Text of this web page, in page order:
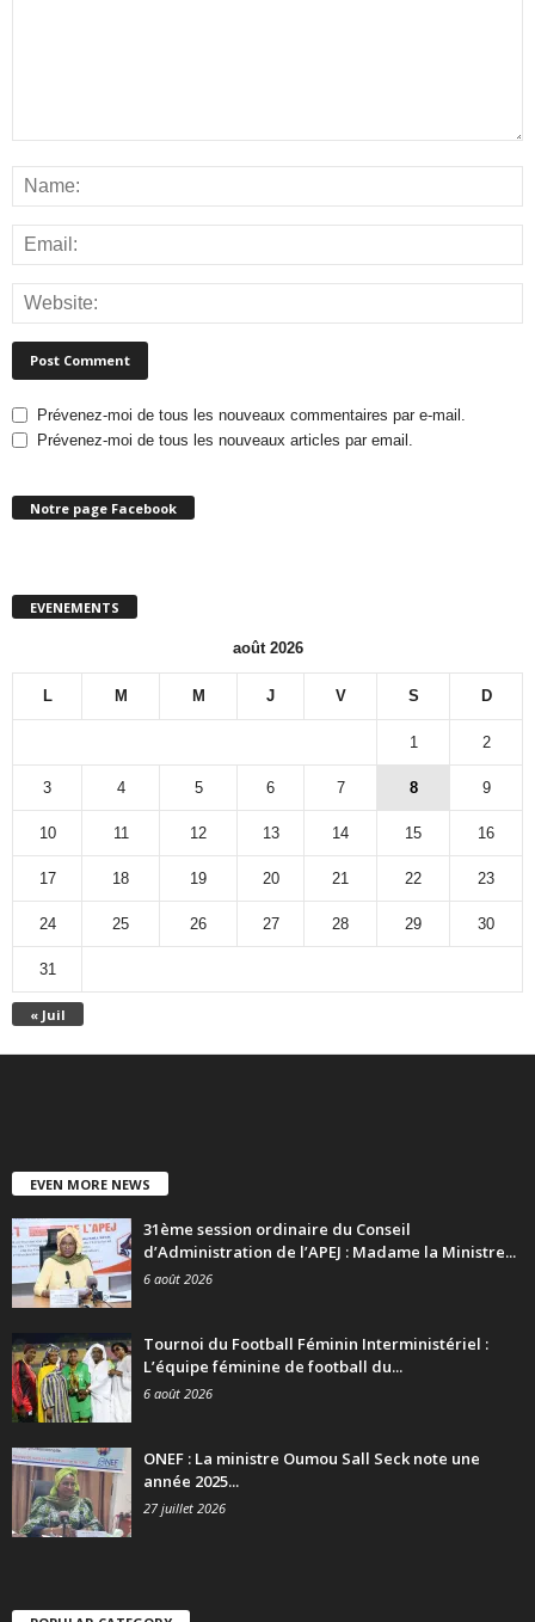
Prévenez-moi de tous les nouveaux commentaires par e-mail.
Prévenez-moi de tous les nouveaux articles par email.
Notre page Facebook
EVENEMENTS
août 2026
L M M J V S D
« Juil
1 2
3 4 5 6 7 8 9
10 11 12 13 14 15 16
17 18 19 20 21 22 23
24 25 26 27 28 29 30
31
EVEN MORE NEWS
31ème session ordinaire du Conseil
d’Administration de l’APEJ : Madame la Ministre...
6 août 2026
Tournoi du Football Féminin Interministériel :
L’équipe féminine de football du...
6 août 2026
ONEF : La ministre Oumou Sall Seck note une
année 2025...
27 juillet 2026